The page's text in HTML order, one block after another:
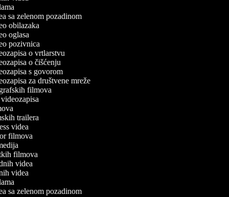
sa zelenom pozadinom
obilazaka
oglasa
pozivnica
o vrtlarstvu
o čišćenju
s govorom
za društvene mreže
filmova
videozapisa
trailera
videa
filmova
filmova
videa
videa
sa zelenom pozadinom